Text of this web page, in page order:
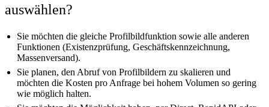
auswählen?
Sie möchten die gleiche Profilbildfunktion sowie alle anderen
Funktionen (Existenzprüfung, Geschäftskennzeichnung,
Massenversand).
Sie planen, den Abruf von Profilbildern zu skalieren und
möchten die Kosten pro Anfrage bei hohem Volumen so gering
wie möglich halten.